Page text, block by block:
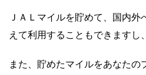
ＪＡＬマイルを貯めて、国内
えて利用することもできますし、
また、貯めたマイルをあなたの